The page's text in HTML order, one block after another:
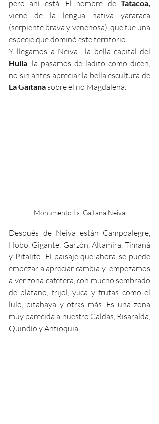
pero ahí está. El nombre de
viene de la lengua nativa yararaca
(serpiente brava y venenosa), que fue una
especie que dominó este territorio.
Huila, la pasamos de ladito como dicen,
La Gaitana sobre el río Magdalena.
Monumento La  Gaitana Neiva
Después de Neiva están Campoalegre,
Hobo, Gigante, Garzón, Altamira, Timaná
y Pitalito. El paisaje que ahora se puede
empezar a apreciar cambia y  empezamos
a ver zona cafetera, con mucho sembrado
de plátano, frijol, yuca y frutas como el
lulo, pitahaya y otras más. Es una zona
muy parecida a nuestro Caldas, Risaralda,
Quindío y Antioquia.